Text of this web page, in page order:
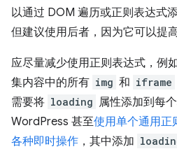
以通过 DOM 遍历或正则表达式
但建议使用后者，因为它可以提高
应尽量减少使用正则表达式，例
集内容中的所有 img 和 iframe
需要将 loading 属性添加到每
WordPress 甚至使用单个通用正
各种即时操作 ，其中添加